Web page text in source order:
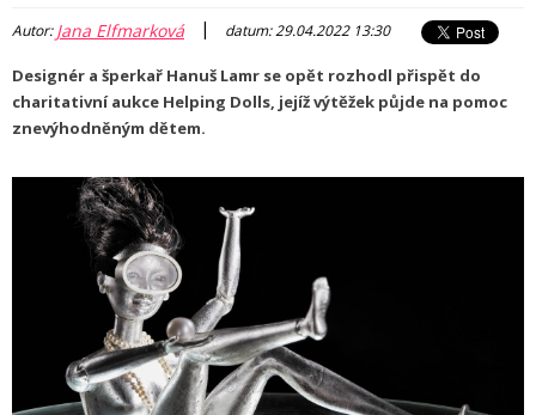
Autor:Jana Elfmarková | datum: 29.04.2022 13:30
Designér a šperkař Hanuš Lamr se opět rozhodl přispět do
charitativní aukce Helping Dolls, jejíž výtěžek půjde na pomoc
znevýhodněným dětem.